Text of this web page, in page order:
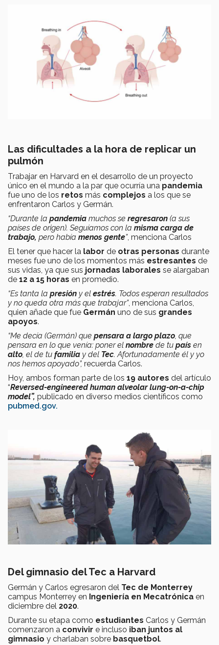
Las dificultades a la hora de replicar un
pulmón
Trabajar en Harvard en el desarrollo de un proyecto
único en el mundo a la par que ocurría una pandemia
fue uno de los retos más complejos a los que se
enfrentaron Carlos y Germán.
“Durante la pandemia muchos se regresaron (a sus
países de origen). Seguíamos con la misma carga de
trabajo, pero había menos gente”, menciona Carlos
El tener que hacer la labor de otras personas durante
meses fue uno de los momentos más estresantes de
sus vidas, ya que sus jornadas laborales se alargaban
de 12 a 15 horas en promedio.
“Es tanta la presión y el estrés. Todos esperan resultados
y no queda otra más que trabajar”, menciona Carlos,
quien añade que fue Germán uno de sus grandes
apoyos.
“Me decía (Germán) que pensara a largo plazo, que
pensara en lo que venía: poner el nombre de tu país en
alto, el de tu familia y del Tec. Afortunadamente él y yo
nos hemos apoyado”, recuerda Carlos.
Hoy, ambos forman parte de los 19 autores del artículo
“Reversed-engineered human alveolar lung-on-a-chip
model”, publicado en diverso medios científicos como
pubmed.gov.
Del gimnasio del Tec a Harvard
Germán y Carlos egresaron del Tec de Monterrey
campus Monterrey en Ingeniería en Mecatrónica en
diciembre del 2020.
Durante su etapa como estudiantes Carlos y Germán
comenzaron a convivir e incluso iban juntos al
gimnasio y charlaban sobre basquetbol.